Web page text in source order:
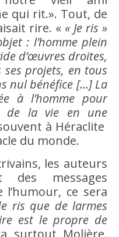
qui rit.». Tout, de
rire. « « Je ris »
: l’homme plein
d’œuvres droites,
projets, en tous
nul bénéfice […] La
à l’homme pour
de la vie en une
à Héraclite
du monde.
les auteurs
des messages
humour, ce sera
ris que de larmes
est le propre de
surtout Molière.